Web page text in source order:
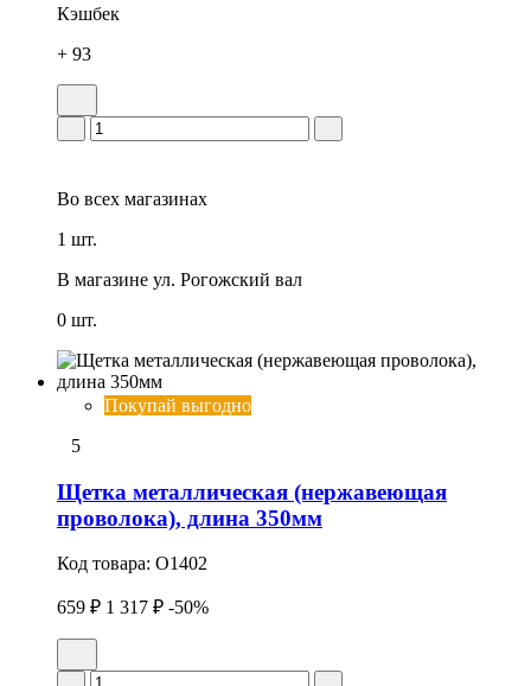
Кэшбек
+ 93
Во всех магазинах
1 шт.
В магазине ул. Рогожский вал
0 шт.
Покупай выгодно
5
Щетка металлическая (нержавеющая
проволока), длина 350мм
Код товара: O1402
659 ₽ 1 317 ₽ -50%